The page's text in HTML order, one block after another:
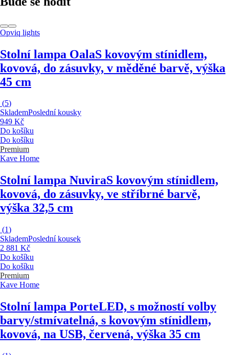
Opviq lights
Stolní lampa OalaS kovovým stínidlem,
kovová, do zásuvky, v měděné barvě, výška
45 cm
(5)
SklademPoslední kousky
949 Kč
Do košíku
Do košíku
Premium
Kave Home
Stolní lampa NuviraS kovovým stínidlem,
kovová, do zásuvky, ve stříbrné barvě,
výška 32,5 cm
(1)
SklademPoslední kousek
2 881 Kč
Do košíku
Do košíku
Premium
Kave Home
Stolní lampa PorteLED, s možností volby
barvy/stmívatelná, s kovovým stínidlem,
kovová, na USB, červená, výška 35 cm